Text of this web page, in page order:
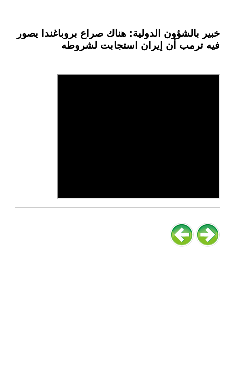
خبير بالشؤون الدولية: هناك صراع بروباغندا يصور
فيه ترمب أن إيران استجابت لشروطه